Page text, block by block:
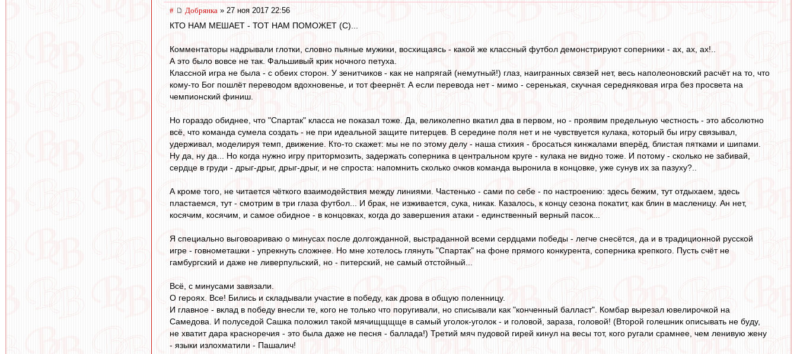
# Добрянка » 27 ноя 2017 22:56
КТО НАМ МЕШАЕТ - ТОТ НАМ ПОМОЖЕТ (С)...
Комментаторы надрывали глотки, словно пьяные мужики, восхищаясь - какой же классный футбол демонстрируют соперники - ах, ах, ах!..
А это было вовсе не так. Фальшивый крик ночного петуха.
Классной игра не была - с обеих сторон. У зенитчиков - как не напрягай (немутный!) глаз, наигранных связей нет, весь наполеоновский расчёт на то, что
кому-то Бог пошлёт переводом вдохновенье, и тот феернёт. А если перевода нет - мимо - серенькая, скучная середняковая игра без просвета на
чемпионский финиш.
Но гораздо обиднее, что "Спартак" класса не показал тоже. Да, великолепно вкатил два в первом, но - проявим предельную честность - это абсолютно
всё, что команда сумела создать - не при идеальной защите питерцев. В середине поля нет и не чувствуется кулака, который бы игру связывал,
удерживал, моделируя темп, движение. Кто-то скажет: мы не по этому делу - наша стихия - бросаться кинжалами вперёд, блистая пятками и шипами.
Ну да, ну да... Но когда нужно игру притормозить, задержать соперника в центральном круге - кулака не видно тоже. И потому - сколько не забивай,
сердце в груди - дрыг-дрыг, дрыг-дрыг, и не спроста: напомнить сколько очков команда выронила в концовке, уже сунув их за пазуху?..
А кроме того, не читается чёткого взаимодействия между линиями. Частенько - сами по себе - по настроению: здесь бежим, тут отдыхаем, здесь
пластаемся, тут - смотрим в три глаза футбол... И брак, не изживается, сука, никак. Казалось, к концу сезона покатит, как блин в масленицу. Ан нет,
косячим, косячим, и самое обидное - в концовках, когда до завершения атаки - единственный верный пасок...
Я специально выговоариваю о минусах после долгожданной, выстраданной всеми сердцами победы - легче снесётся, да и в традиционной русской
игре - говнометашки - упрекнуть сложнее. Но мне хотелось глянуть "Спартак" на фоне прямого конкурента, соперника крепкого. Пусть счёт не
гамбургский и даже не ливерпульский, но - питерский, не самый отстойный...
Всё, с минусами завязали.
О героях. Все! Бились и складывали участие в победу, как дрова в общую поленницу.
И главное - вклад в победу внесли те, кого не только что поругивали, но списывали как "конченный балласт". Комбар вырезал ювелирочкой на
Самедова. И полуседой Сашка положил такой мячищщщще в самый уголок-уголок - и головой, зараза, головой! (Второй голешник описывать не буду,
не хватит дара красноречия - это была даже не песня - баллада!) Третий мяч пудовой гирей кинул на весы тот, кого ругали срамнее, чем ленивую жену
- языки излохматили - Пашалич!